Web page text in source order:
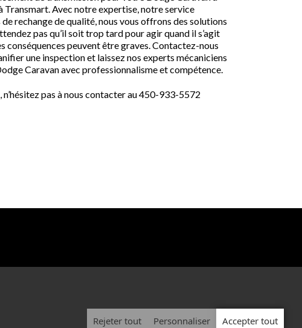
Transmart. Avec notre expertise, notre service
rechange de qualité, nous vous offrons des solutions
pas qu’il soit trop tard pour agir quand il s’agit
conséquences peuvent être graves. Contactez-nous
une inspection et laissez nos experts mécaniciens
Caravan avec professionnalisme et compétence.
pas à nous contacter au 450-933-5572
Rejeter tout Personnaliser Accepter tout